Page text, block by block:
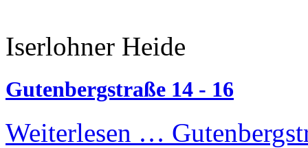
Iserlohner Heide
Gutenbergstraße 14 - 16
Weiterlesen …